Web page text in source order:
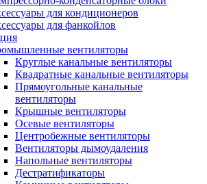
для кондиционеров
для фанкойлов
вентиляторы
Круглые канальные вентиляторы
Квадратные канальные вентиляторы
Прямоугольные канальные
вентиляторы
Крышные вентиляторы
Осевые вентиляторы
Центробежные вентиляторы
Вентиляторы дымоудаления
Напольные вентиляторы
Дестратификаторы